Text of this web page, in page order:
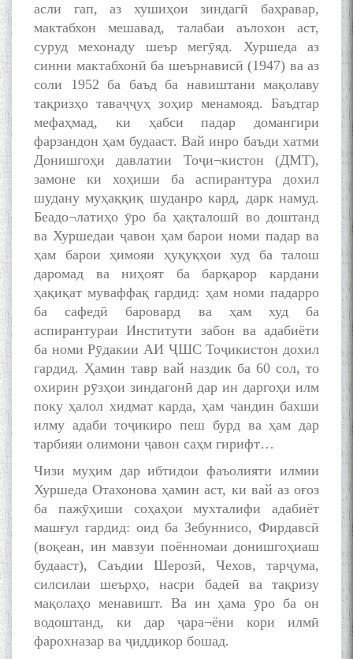
асли гaп, аз хушиҳои зиндагӣ баҳравар,
мактабхон мешавад, талабаи аълохон аст,
суруд мехонаду шеър мегӯяд. Хуршеда аз
синни мактабхонӣ ба шеърнависӣ (1947) ва аз
соли 1952 ба баъд ба навиштани мақолаву
тақризҳо таваҷҷуҳ зоҳир менамояд. Баъдтар
мефаҳмад, ки ҳабси падар домангири
фарзандон ҳам будааст. Вай инро баъди хатми
Донишгоҳи давлатии Тоҷи¬кистон (ДМТ),
замоне ки хоҳиши ба аспирантура дохил
шудану муҳаққиқ шуданро кард, дарк намуд.
Беадо¬латиҳо ӯро ба ҳақталошӣ во доштанд
ва Хуршедаи ҷавон ҳам барои номи падар ва
ҳам барои ҳимояи ҳуқуқҳои худ ба талош
даромад ва ниҳоят ба барқарор кардани
ҳақиқат муваффақ гардид: ҳам номи падарро
ба сафедӣ баровард ва ҳам худ ба
аспирантураи Институти забон ва адабиёти
ба номи Рӯдакии АИ ҶШС Тоҷикистон дохил
гардид. Ҳамин тавр вай наздик ба 60 сол, то
охирин рӯзҳои зиндагонӣ дар ин даргоҳи илм
поку ҳалол хидмат карда, ҳам чандин бахши
илму адаби тоҷикиро пеш бурд ва ҳам дар
тарбияи олимони ҷавон саҳм гирифт…
Чизи муҳим дар ибтидои фаъолияти илмии
Хуршеда Отахонова ҳамин аст, ки вай аз оғоз
ба пажӯҳиши соҳаҳои мухталифи адабиёт
машғул гардид: оид ба Зебуннисо, Фирдавсӣ
(воқеан, ин мавзуи поённомаи донишгоҳиаш
будааст), Саъдии Шерозӣ, Чехов, тарҷума,
силсилаи шеърҳо, насри бадеӣ ва тақризу
мақолаҳо менавишт. Ва ин ҳама ӯро ба он
водоштанд, ки дар ҷара¬ёни кори илмӣ
фарохназар ва ҷиддикор бошад.